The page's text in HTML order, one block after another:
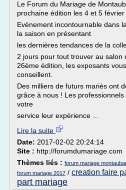
Le Forum du Mariage de
prochaine édition les 4 et 5
Evènement incontournable dans
la saison en présentant
les dernières tendances de la
2 jours pour tout trouver au salon
26ème édition, les exposants
conseillent.
Des milliers de futurs mariès ont
grâce à nous ! Les
votre
service leur expèrience ...
Lire la suite
Date: 2017-02-02 20:24:14
Site : http://forumdumariage.com
Thèmes liés : forum mariage
forum mariage 2017 / creation faire
part mariage